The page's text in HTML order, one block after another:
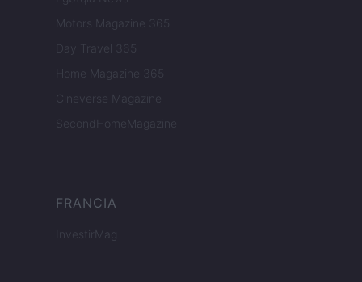
Motors Magazine 365
Day Travel 365
Home Magazine 365
Cineverse Magazine
SecondHomeMagazine
FRANCIA
InvestirMag